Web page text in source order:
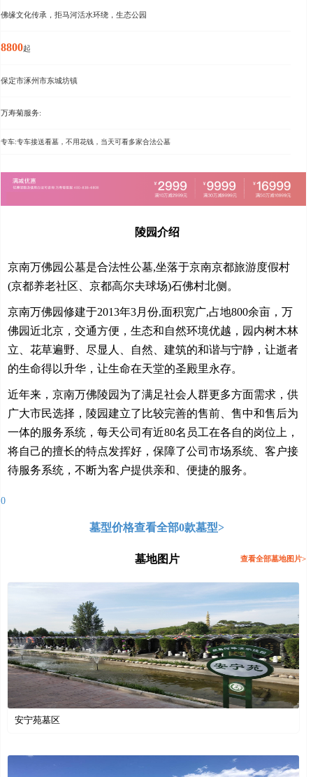
佛缘文化传承，拒马河活水环绕，生态公园
8800起
保定市涿州市东城坊镇
万寿菊服务:
专车:专车接送看墓，不用花钱，当天可看多家合法公墓
陵园介绍
京南万佛园公墓是合法性公墓,坐落于京南京都旅游度假村
(京都养老社区、京都高尔夫球场)石佛村北侧。
京南万佛园修建于2013年3月份,面积宽广,占地800余亩，万
佛园近北京，交通方便，生态和自然环境优越，园内树木林
立、花草遍野、尽显人、自然、建筑的和谐与宁静，让逝者
的生命得以升华，让生命在天堂的圣殿里永存。
近年来，京南万佛陵园为了满足社会人群更多方面需求，供
广大市民选择，陵园建立了比较完善的售前、售中和售后为
一体的服务系统，每天公司有近80名员工在各自的岗位上，
将自己的擅长的特点发挥好，保障了公司市场系统、客户接
待服务系统，不断为客户提供亲和、便捷的服务。
0
墓型价格查看全部0款墓型>
墓地图片 查看全部墓地图片>
安宁苑墓区